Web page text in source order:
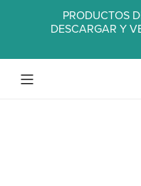
PRODUCTOS
DESCARGAR Y